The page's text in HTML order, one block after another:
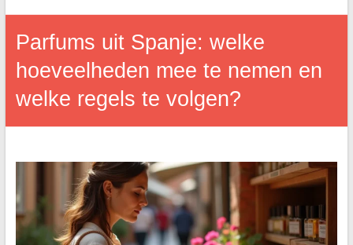
Parfums uit Spanje: welke
hoeveelheden mee te nemen en
welke regels te volgen?